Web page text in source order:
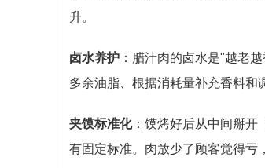
升。
卤水养护 ：腊汁肉的卤水是"越老
多余油脂、根据消耗量补充香料和
夹馍标准化：馍烤好后从中间掰开
有固定标准。肉放少了顾客觉得亏